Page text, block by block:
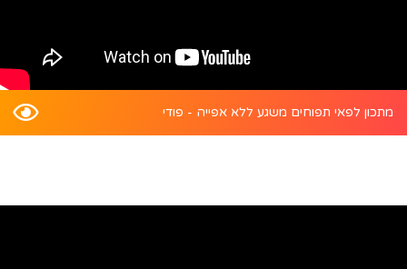
מתכון לפאי תפוחים משגע ללא אפייה - פודי